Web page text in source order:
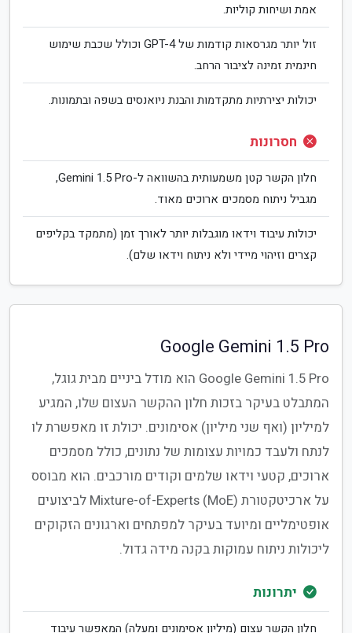
אמת ושיחות קוליות.
זול יותר מגרסאות קודמות של GPT-4 וכולל שכבת שימוש
חינמית זמינה לציבור הרחב.
יכולות יצירתיות מתקדמות והבנת ניואנסים בשפה ובתמונות.
חסרונות
חלון הקשר קטן משמעותית בהשוואה ל-Gemini 1.5 Pro,
מגביל ניתוח מסמכים ארוכים מאוד.
יכולות עיבוד וידאו מוגבלות יותר לאורך זמן (מתמקד בקליפים
קצרים וזיהוי מיידי ולא ניתוח וידאו שלם).
Google Gemini 1.5 Pro
Google Gemini 1.5 Pro הוא מודל ביניים מבית גוגל,
המתבלט בעיקר בזכות חלון ההקשר העצום שלו, המגיע
למיליון (ואף שני מיליון) אסימונים. יכולת זו מאפשרת לו
לנתח ולעבד כמויות עצומות של נתונים, כולל מסמכים
ארוכים, קטעי וידאו שלמים וקודים מורכבים. הוא מבוסס
על ארכיטקטורת Mixture-of-Experts (MoE) לביצועים
אופטימליים ומיועד בעיקר למפתחים וארגונים הזקוקים
ליכולות ניתוח עמוקות בקנה מידה גדול.
יתרונות
חלון הקשר עצום (מיליון אסימונים ומעלה) המאפשר עיבוד